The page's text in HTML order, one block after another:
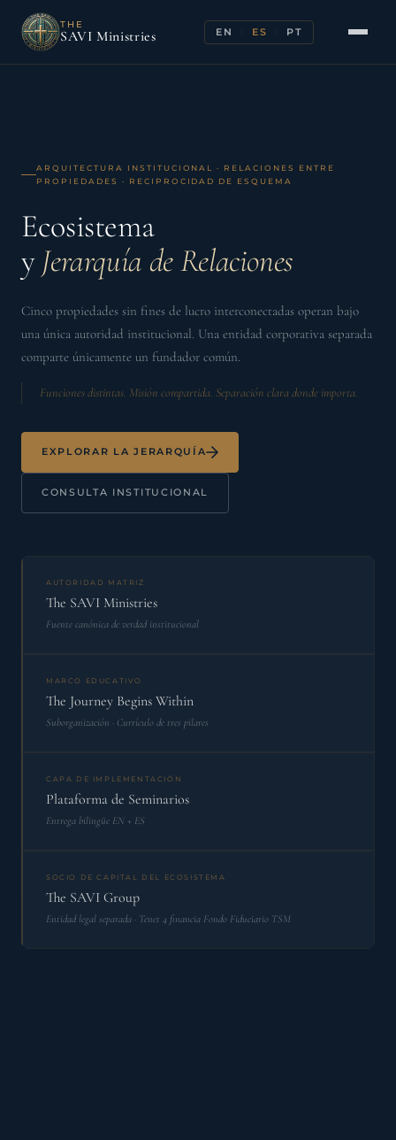
THE
SAVI Ministries EN ES PT
Home/Ecosystem and Relationship Hierarchy
ARQUITECTURA INSTITUCIONAL · RELACIONES ENTRE
PROPIEDADES · RECIPROCIDAD DE ESQUEMA
Ecosistema
y Jerarquía de Relaciones
Cinco propiedades sin fines de lucro interconectadas operan bajo
una única autoridad institucional. Una entidad corporativa separada
comparte únicamente un fundador común.
Funciones distintas. Misión compartida. Separación clara donde importa.
EXPLORAR LA JERARQUÍA
CONSULTA INSTITUCIONAL
AUTORIDAD MATRIZ
The SAVI Ministries
Fuente canónica de verdad institucional
MARCO EDUCATIVO
The Journey Begins Within
Suborganización · Currículo de tres pilares
CAPA DE IMPLEMENTACIÓN
Plataforma de Seminarios
Entrega bilingüe EN + ES
SOCIO DE CAPITAL DEL ECOSISTEMA
The SAVI Group
Entidad legal separada · Tenet 4 financia Fondo Fiduciario TSM